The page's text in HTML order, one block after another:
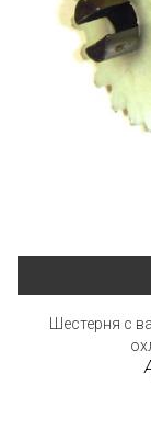
Шестерня с